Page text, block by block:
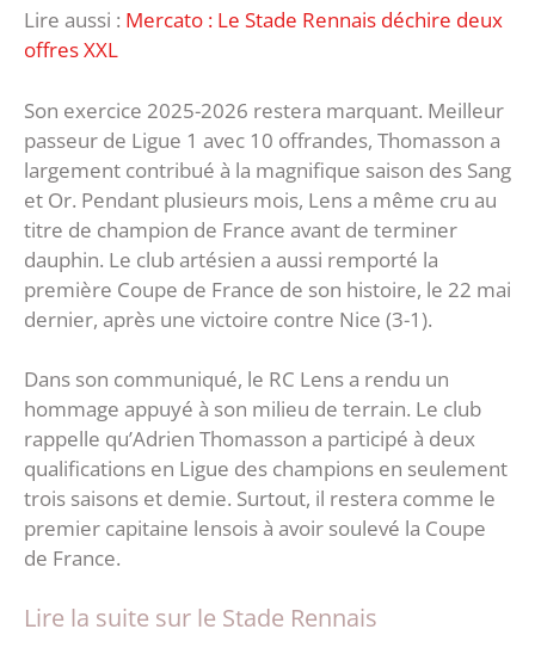
Lire aussi : Mercato : Le Stade Rennais déchire deux
offres XXL
Son exercice 2025-2026 restera marquant. Meilleur
passeur de Ligue 1 avec 10 offrandes, Thomasson a
largement contribué à la magnifique saison des Sang
et Or. Pendant plusieurs mois, Lens a même cru au
titre de champion de France avant de terminer
dauphin. Le club artésien a aussi remporté la
première Coupe de France de son histoire, le 22 mai
dernier, après une victoire contre Nice (3-1).
Dans son communiqué, le RC Lens a rendu un
hommage appuyé à son milieu de terrain. Le club
rappelle qu’Adrien Thomasson a participé à deux
qualifications en Ligue des champions en seulement
trois saisons et demie. Surtout, il restera comme le
premier capitaine lensois à avoir soulevé la Coupe
de France.
Lire la suite sur le Stade Rennais